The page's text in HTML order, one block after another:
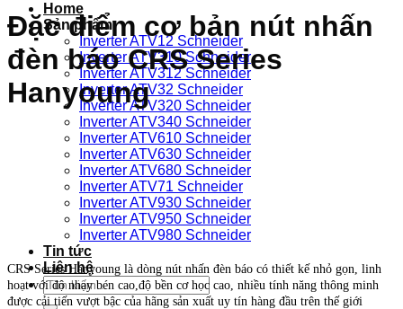
Home
Sản phẩm
Inverter ATV12 Schneider
Inverter ATV310 Schneider
Inverter ATV312 Schneider
Inverter ATV32 Schneider
Inverter ATV320 Schneider
Inverter ATV340 Schneider
Inverter ATV610 Schneider
Inverter ATV630 Schneider
Inverter ATV680 Schneider
Inverter ATV71 Schneider
Inverter ATV930 Schneider
Inverter ATV950 Schneider
Inverter ATV980 Schneider
Tin tức
Liên hệ
Tìm
kiếm:
Đặc điểm cơ bản nút nhấn
đèn báo CRS Series
Hanyoung
CRS Series Hanyoung là dòng nút nhấn đèn báo có thiết kế nhỏ gọn, linh
hoạt với độ nhạy bén cao,độ bền cơ học cao, nhiều tính năng thông minh
được cải tiến vượt bậc của hãng sản xuất uy tín hàng đầu trên thế giới